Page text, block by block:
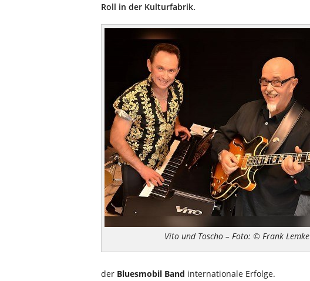
Roll in der Kulturfabrik.
Vito und Toscho – Foto: © Frank Lemke
der Bluesmobil Band internationale Erfolge.